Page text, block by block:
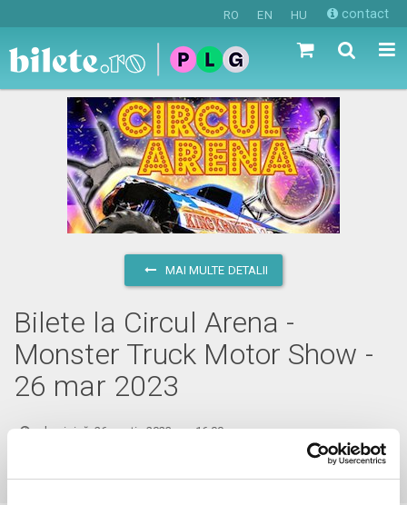
RO EN HU contact
MAI MULTE DETALII
Bilete la Circul Arena -
Monster Truck Motor Show -
26 mar 2023
duminică, 26 martie 2023 ora 16:00